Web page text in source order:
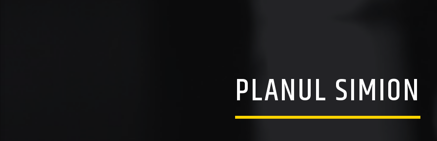
PLANUL SIMION